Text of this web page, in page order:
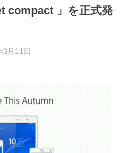
compact 」を正式発
3月11日